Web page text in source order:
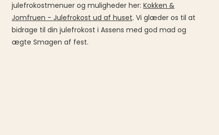
julefrokostmenuer og muligheder her: Kokken &
Jomfruen - Julefrokost ud af huset. Vi glæder os til at
bidrage til din julefrokost i Assens med god mad og
ægte Smagen af fest.